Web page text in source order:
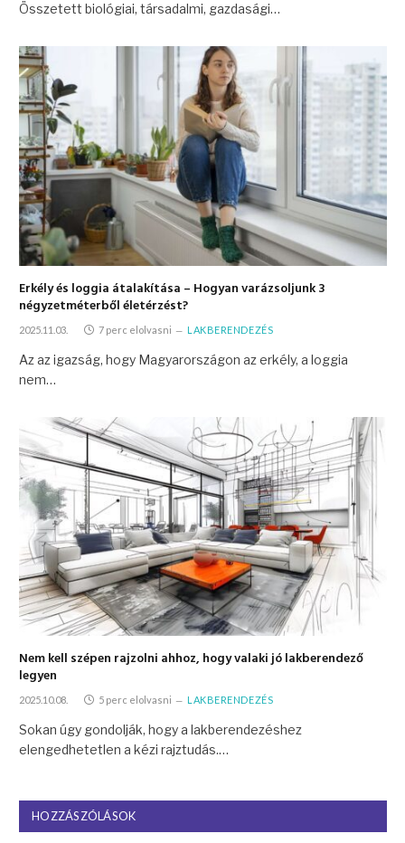
Összetett biológiai, társadalmi, gazdasági…
Erkély és loggia átalakítása – Hogyan varázsoljunk 3
négyzetméterből életérzést?
2025.11.03. 7 perc elolvasni LAKBERENDEZÉS
Az az igazság, hogy Magyarországon az erkély, a loggia
nem…
Nem kell szépen rajzolni ahhoz, hogy valaki jó lakberendező
legyen
2025.10.08. 5 perc elolvasni LAKBERENDEZÉS
Sokan úgy gondolják, hogy a lakberendezéshez
elengedhetetlen a kézi rajztudás.…
HOZZÁSZÓLÁSOK